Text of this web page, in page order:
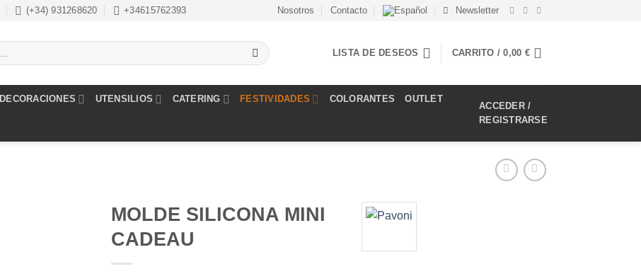
(+34) 931268620 +34615762393 Nosotros Contacto Newsletter
LISTA DE DESEOS CARRITO /0,00 €
DECORACIONES UTENSILIOS CATERING FESTIVIDADES COLORANTES OUTLET
ACCEDER /
REGISTRARSE
MOLDE SILICONA MINI
CADEAU